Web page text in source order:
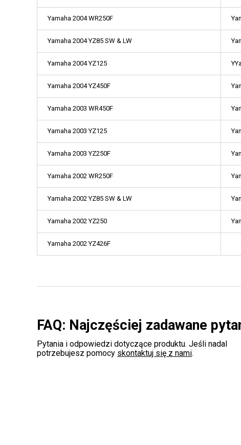
Yamaha 2004 WR250F
Yamaha 2004 YZ85 SW & LW
Yamaha 2004 YZ125
Yamaha 2004 YZ450F
Yamaha 2003 WR450F
Yamaha 2003 YZ125
Yamaha 2003 YZ250F
Yamaha 2002 WR250F
Yamaha 2002 YZ85 SW & LW
Yamaha 2002 YZ250
Yamaha 2002 YZ426F
FAQ: Najczęściej zadawane
Pytania i odpowiedzi dotyczące produktu. Jeśli nadal
potrzebujesz pomocy skontaktuj się z nami.